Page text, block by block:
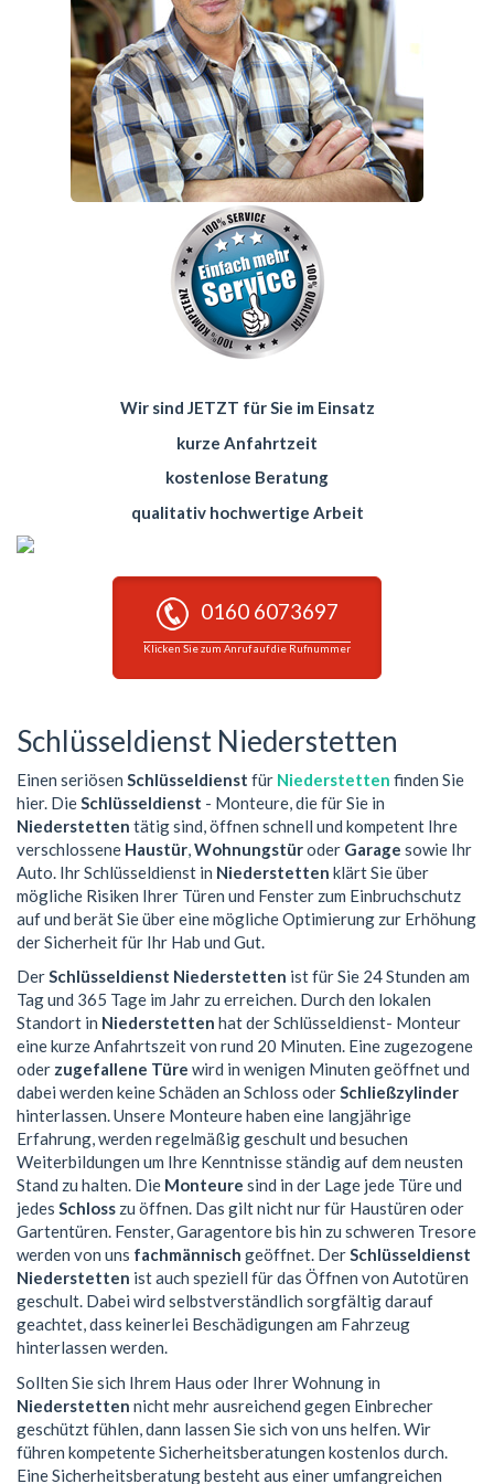
Wir sind JETZT für Sie im Einsatz
kurze Anfahrtzeit
kostenlose Beratung
qualitativ hochwertige Arbeit
0160 6073697
Klicken Sie zum Anruf auf die Rufnummer
Schlüsseldienst Niederstetten
Einen seriösen Schlüsseldienst für Niederstetten finden Sie
hier. DieSchlüsseldienst - Monteure, die für Sie in
Niederstetten tätig sind, öffnen schnell und kompetent Ihre
verschlossene Haustür,Wohnungstüroder Garage sowie Ihr
Auto. Ihr Schlüsseldienst in Niederstetten klärt Sie über
mögliche Risiken Ihrer Türen und Fenster zum Einbruchschutz
auf und berät Sie über eine mögliche Optimierung zur Erhöhung
der Sicherheit für Ihr Hab und Gut.
DerSchlüsseldienst Niederstetten ist für Sie 24 Stunden am
Tag und 365 Tage im Jahr zu erreichen. Durch den lokalen
Standort in Niederstetten hat der Schlüsseldienst- Monteur
eine kurze Anfahrtszeit von rund 20 Minuten. Eine zugezogene
oder zugefallene Türe wird in wenigen Minuten geöffnet und
dabei werden keine Schäden an Schloss oderSchließzylinder
hinterlassen. Unsere Monteure haben eine langjährige
Erfahrung, werden regelmäßig geschult und besuchen
Weiterbildungen um Ihre Kenntnisse ständig auf dem neusten
Stand zu halten. Die Monteure sind in der Lage jede Türe und
jedes Schloss zu öffnen. Das gilt nicht nur für Haustüren oder
Gartentüren. Fenster, Garagentore bis hin zu schweren Tresore
werden von uns fachmännisch geöffnet. DerSchlüsseldienst
Niederstetten ist auch speziell für das Öffnen von Autotüren
geschult. Dabei wird selbstverständlich sorgfältig darauf
geachtet, dass keinerlei Beschädigungen am Fahrzeug
hinterlassen werden.
Sollten Sie sich Ihrem Haus oder Ihrer Wohnung in
Niederstetten nicht mehr ausreichend gegen Einbrecher
geschützt fühlen, dann lassen Sie sich von uns helfen. Wir
führen kompetente Sicherheitsberatungen kostenlos durch.
Eine Sicherheitsberatung besteht aus einer umfangreichen